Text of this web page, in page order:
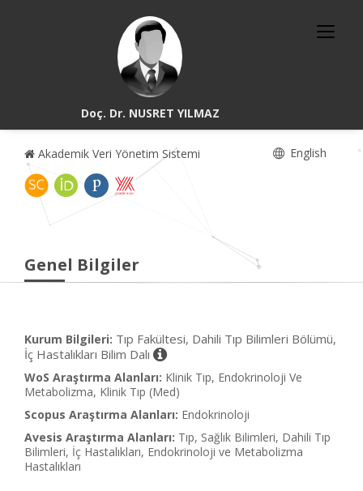
Doç. Dr. NUSRET YILMAZ
Akademik Veri Yönetim Sistemi English
Genel Bilgiler
Kurum Bilgileri: Tıp Fakültesi, Dahili Tıp Bilimleri Bölümü,
İç Hastalıkları Bilim Dalı
WoS Araştırma Alanları: Klinik Tıp, Endokrinoloji Ve
Metabolizma, Klinik Tıp (Med)
Scopus Araştırma Alanları: Endokrinoloji
Avesis Araştırma Alanları: Tıp, Sağlık Bilimleri, Dahili Tıp
Bilimleri, İç Hastalıkları, Endokrinoloji ve Metabolizma
Hastalıkları